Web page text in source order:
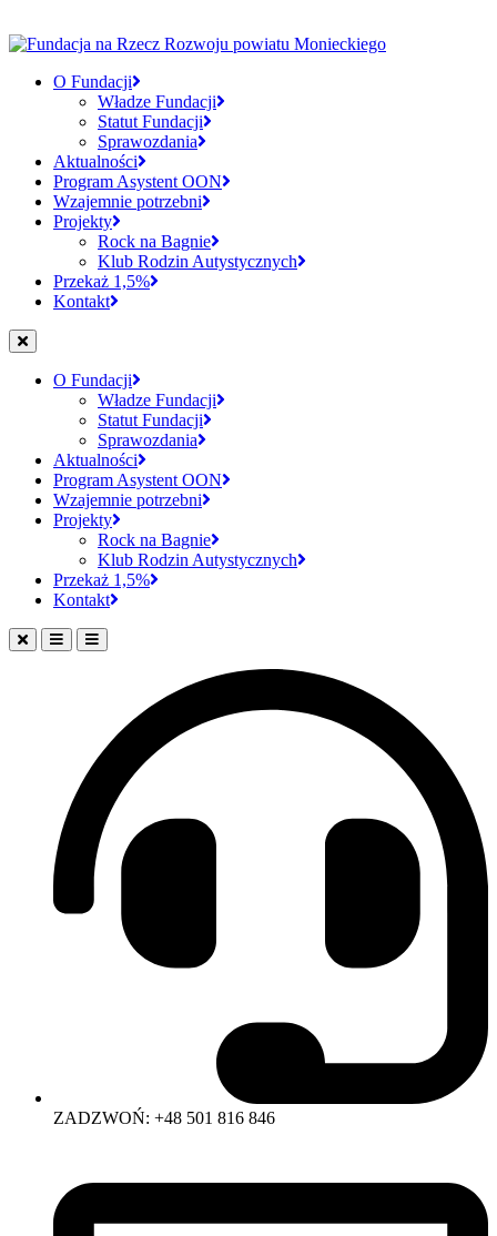
O Fundacji
Władze Fundacji
Statut Fundacji
Sprawozdania
Aktualności
Program Asystent OON
Wzajemnie potrzebni
Projekty
Rock na Bagnie
Klub Rodzin Autystycznych
Przekaż 1,5%
Kontakt
O Fundacji
Władze Fundacji
Statut Fundacji
Sprawozdania
Aktualności
Program Asystent OON
Wzajemnie potrzebni
Projekty
Rock na Bagnie
Klub Rodzin Autystycznych
Przekaż 1,5%
Kontakt
ZADZWOŃ: +48 501 816 846